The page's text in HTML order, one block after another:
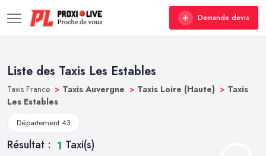
Demande devis
Liste des Taxis Les Estables
Taxis France > Taxis Auvergne > Taxis Loire (Haute) > Taxis
Les Estables
Département 43
Résultat : 1 Taxi(s)